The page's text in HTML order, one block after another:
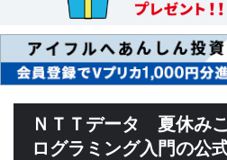
ＮＴＴデータ 夏休み
ログラミング入門の公